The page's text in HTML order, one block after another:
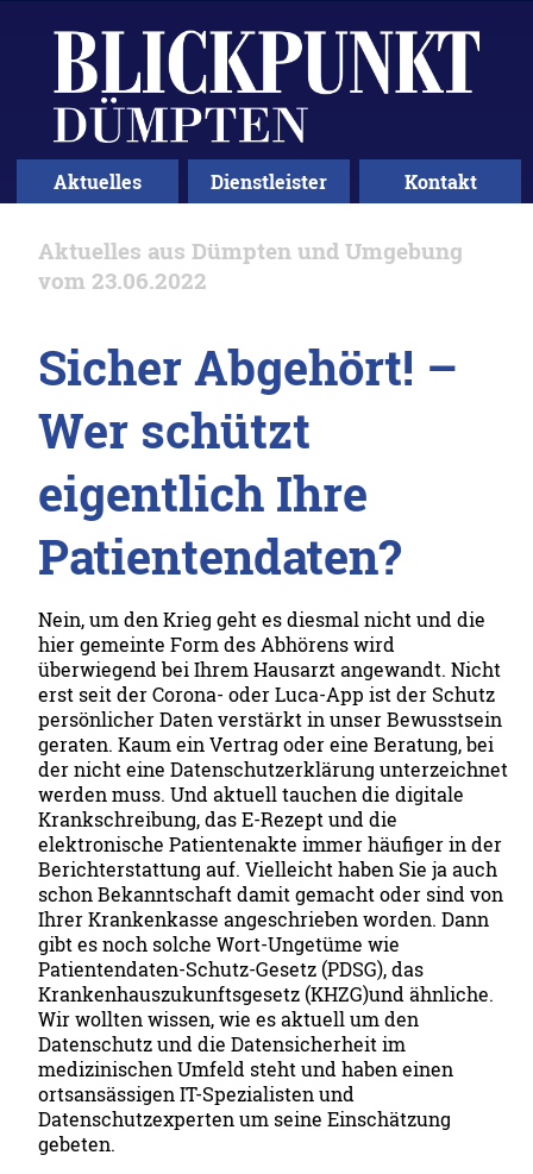
Aktuelles Dienstleister Kontakt
Aktuelles aus Dümpten und Umgebung
vom 23.06.2022
Sicher Abgehört! –
Wer schützt
eigentlich Ihre
Patientendaten?
Nein, um den Krieg geht es diesmal nicht und die
hier gemeinte Form des Abhörens wird
überwiegend bei Ihrem Hausarzt angewandt. Nicht
erst seit der Corona- oder Luca-App ist der Schutz
persönlicher Daten verstärkt in unser Bewusstsein
geraten. Kaum ein Vertrag oder eine Beratung, bei
der nicht eine Datenschutzerklärung unterzeichnet
werden muss. Und aktuell tauchen die digitale
Krankschreibung, das E-Rezept und die
elektronische Patientenakte immer häufiger in der
Berichterstattung auf. Vielleicht haben Sie ja auch
schon Bekanntschaft damit gemacht oder sind von
Ihrer Krankenkasse angeschrieben worden. Dann
gibt es noch solche Wort-Ungetüme wie
Patientendaten-Schutz-Gesetz (PDSG), das
Krankenhauszukunftsgesetz (KHZG)und ähnliche.
Wir wollten wissen, wie es aktuell um den
Datenschutz und die Datensicherheit im
medizinischen Umfeld steht und haben einen
ortsansässigen IT-Spezialisten und
Datenschutzexperten um seine Einschätzung
gebeten.